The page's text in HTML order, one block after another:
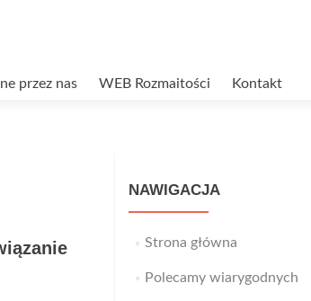
przez nas WEB Rozmaitości Kontakt
NAWIGACJA
Strona główna
Polecamy wiarygodnych